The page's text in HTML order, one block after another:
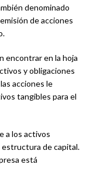
denominado
de acciones
encontrar en la hoja
y obligaciones
acciones le
tangibles para el
a los activos
estructura de capital.
está